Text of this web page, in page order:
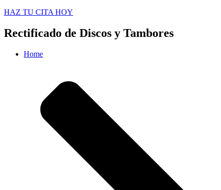
HAZ TU CITA HOY
Rectificado de Discos y Tambores
Home